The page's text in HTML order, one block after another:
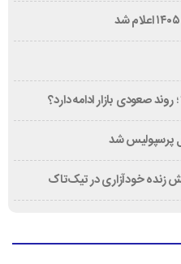
صعودی بازار ادامه دارد؟
خودآزاری در تیک‌تاک